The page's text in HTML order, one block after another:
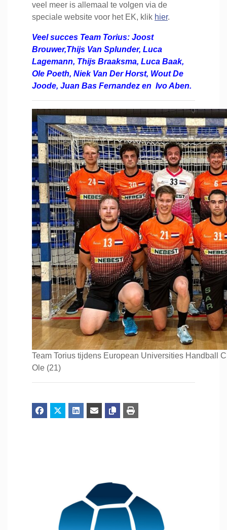
veel meer is allemaal te volgen via de
speciale website voor het EK, klik hier.
Veel succes Team Torius: Joost
Brouwer,Thijs Van Splunder, Luca
Lagemann, Thijs Braaksma, Luca Baak,
Ole Poeth, Niek Van Der Horst, Wout De
Joode, Juan Bas Fernandez en Ivo Aben.
Team Torius tijdens European Universities Handball
Ole (21)